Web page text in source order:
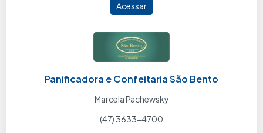
Acessar
Panificadora e Confeitaria São Bento
Marcela Pachewsky
(47) 3633-4700